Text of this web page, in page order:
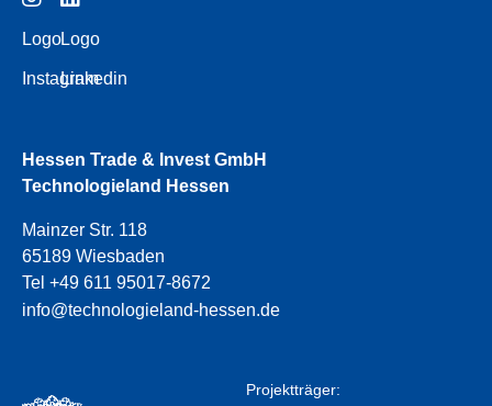
Logo
Instagram
Logo
Linkedin
Hessen Trade & Invest GmbH
Technologieland Hessen
Mainzer Str. 118
65189 Wiesbaden
Tel +49 611 95017-8672
info@technologieland-hessen.de
Projektträger: